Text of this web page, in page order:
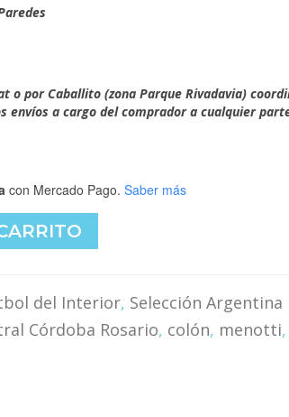
actual
o por Caballito (zona Parque Rivadavia)
envíos a cargo del comprador a cualquier
con Mercado Pago. Saber más
del Interior, Selección Argentina
Córdoba Rosario, colón, menotti,